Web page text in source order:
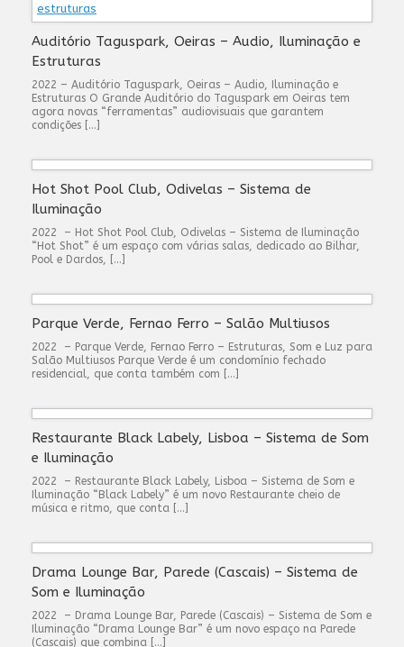
Auditório Taguspark, Oeiras – Audio, Iluminação e
Estruturas
2022 – Auditório Taguspark, Oeiras – Audio, Iluminação e
Estruturas O Grande Auditório do Taguspark em Oeiras tem
agora novas “ferramentas” audiovisuais que garantem
condições […]
Hot Shot Pool Club, Odivelas – Sistema de
Iluminação
2022 – Hot Shot Pool Club, Odivelas – Sistema de Iluminação
“Hot Shot” é um espaço com várias salas, dedicado ao Bilhar,
Pool e Dardos, […]
Parque Verde, Fernao Ferro – Salão Multiusos
2022 – Parque Verde, Fernao Ferro – Estruturas, Som e Luz para
Salão Multiusos Parque Verde é um condomínio fechado
residencial, que conta também com […]
Restaurante Black Labely, Lisboa – Sistema de Som
e Iluminação
2022 – Restaurante Black Labely, Lisboa – Sistema de Som e
Iluminação “Black Labely” é um novo Restaurante cheio de
música e ritmo, que conta […]
Drama Lounge Bar, Parede (Cascais) – Sistema de
Som e Iluminação
2022 – Drama Lounge Bar, Parede (Cascais) – Sistema de Som e
Iluminação “Drama Lounge Bar” é um novo espaço na Parede
(Cascais) que combina […]